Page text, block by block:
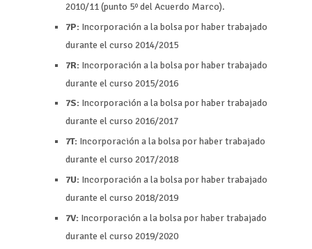
2010/11 (punto 5º del Acuerdo Marco).
7P: Incorporación a la bolsa por haber trabajado
durante el curso 2014/2015
7R: Incorporación a la bolsa por haber trabajado
durante el curso 2015/2016
7S: Incorporación a la bolsa por haber trabajado
durante el curso 2016/2017
7T: Incorporación a la bolsa por haber trabajado
durante el curso 2017/2018
7U: Incorporación a la bolsa por haber trabajado
durante el curso 2018/2019
7V: Incorporación a la bolsa por haber trabajado
durante el curso 2019/2020